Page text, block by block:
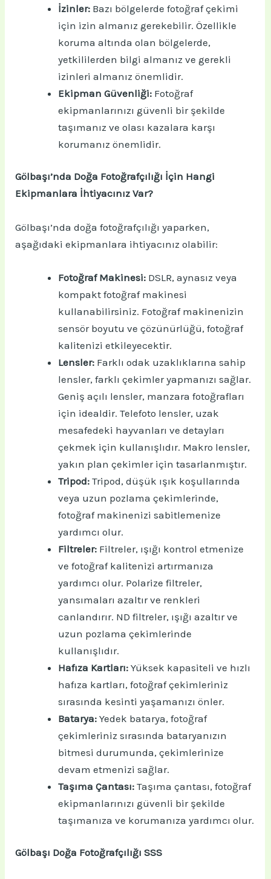
İzinler: Bazı bölgelerde fotoğraf çekimi
için izin almanız gerekebilir. Özellikle
koruma altında olan bölgelerde,
yetkililerden bilgi almanız ve gerekli
izinleri almanız önemlidir.
Ekipman Güvenliği: Fotoğraf
ekipmanlarınızı güvenli bir şekilde
taşımanız ve olası kazalara karşı
korumanız önemlidir.
Gölbaşı’nda Doğa Fotoğrafçılığı İçin Hangi
Ekipmanlara İhtiyacınız Var?
Gölbaşı’nda doğa fotoğrafçılığı yaparken,
aşağıdaki ekipmanlara ihtiyacınız olabilir:
Fotoğraf Makinesi: DSLR, aynasız veya
kompakt fotoğraf makinesi
kullanabilirsiniz. Fotoğraf makinenizin
sensör boyutu ve çözünürlüğü, fotoğraf
kalitenizi etkileyecektir.
Lensler: Farklı odak uzaklıklarına sahip
lensler, farklı çekimler yapmanızı sağlar.
Geniş açılı lensler, manzara fotoğrafları
için idealdir. Telefoto lensler, uzak
mesafedeki hayvanları ve detayları
çekmek için kullanışlıdır. Makro lensler,
yakın plan çekimler için tasarlanmıştır.
Tripod: Tripod, düşük ışık koşullarında
veya uzun pozlama çekimlerinde,
fotoğraf makinenizi sabitlemenize
yardımcı olur.
Filtreler: Filtreler, ışığı kontrol etmenize
ve fotoğraf kalitenizi artırmanıza
yardımcı olur. Polarize filtreler,
yansımaları azaltır ve renkleri
canlandırır. ND filtreler, ışığı azaltır ve
uzun pozlama çekimlerinde
kullanışlıdır.
Hafıza Kartları: Yüksek kapasiteli ve hızlı
hafıza kartları, fotoğraf çekimleriniz
sırasında kesinti yaşamanızı önler.
Batarya: Yedek batarya, fotoğraf
çekimleriniz sırasında bataryanızın
bitmesi durumunda, çekimlerinize
devam etmenizi sağlar.
Taşıma Çantası: Taşıma çantası, fotoğraf
ekipmanlarınızı güvenli bir şekilde
taşımanıza ve korumanıza yardımcı olur.
Gölbaşı Doğa Fotoğrafçılığı SSS